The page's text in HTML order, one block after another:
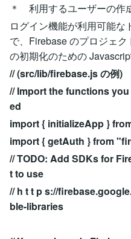
＊ 利用するユーザーの作
ログイン機能が利用可能
で、Firebase のプロジェ
の初期化のための
// (src/lib/firebase.js の例)
// Import the functions
ed
import { initializeApp }
import { getAuth } from
// TODO: Add SDKs for
t to use
// h t t p s://
ble-libraries